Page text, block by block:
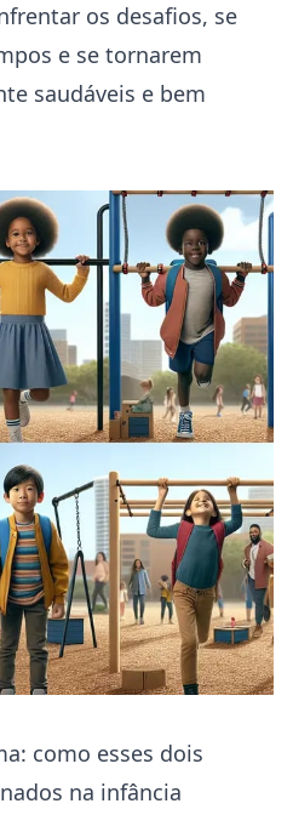
os desafios, se
e se tornarem
saudáveis e bem
como esses dois
na infância